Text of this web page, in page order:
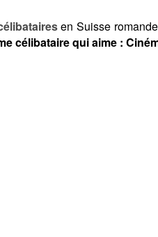
en Suisse
célibataire qui aime :